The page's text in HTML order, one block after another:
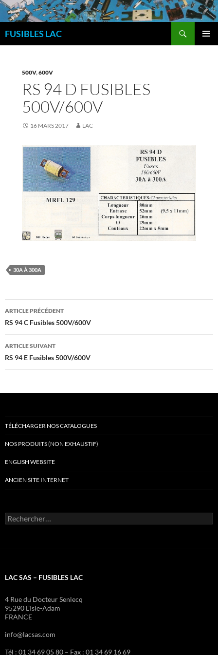
Aller
au
contenu
FUSIBLES LAC
500V,600V
RS 94 D FUSIBLES
500V/600V
16 MARS 2017 LAC
30A À 300A
Navigation
des
articles
ARTICLE PRÉCÉDENT
RS 94 C Fusibles 500V/600V
ARTICLE SUIVANT
RS 94 E Fusibles 500V/600V
TÉLÉCHARGER NOS CATALOGUES
NOS PRODUITS (NON EXHAUSTIF)
ENGLISH WEBSITE
ANCIEN SITE INTERNET
Rechercher :
LAC SAS – FUSIBLES LAC
4 Rue du Docteur Senlecq
95290 L’Isle-Adam
FRANCE
info@lacsas.com
Tél : 01 34 69 05 80 – Fax : 01 34 69 16 69